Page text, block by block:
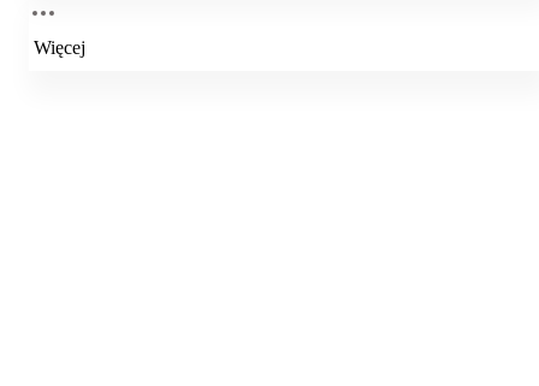
Więcej